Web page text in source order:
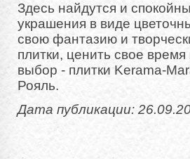
Здесь найдутся и
украшения в виде
свою фантазию и
плитки, ценить свое
выбор - плитки Kerama-
Рояль.
Дата публикации: